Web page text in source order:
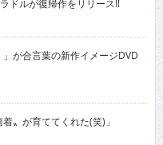
ドルが復帰作をリリース!!
が合言葉の新作イメージDVD
〟が育ててくれた(笑)」